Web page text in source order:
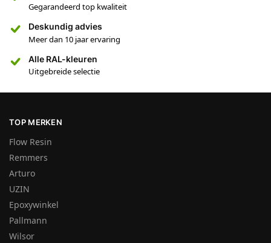
Gegarandeerd top kwaliteit
Deskundig advies
Meer dan 10 jaar ervaring
Alle RAL-kleuren
Uitgebreide selectie
TOP MERKEN
Flow Resin
Remmers
Arturo
UZIN
Epoxywinkel
Pallmann
Wilsor